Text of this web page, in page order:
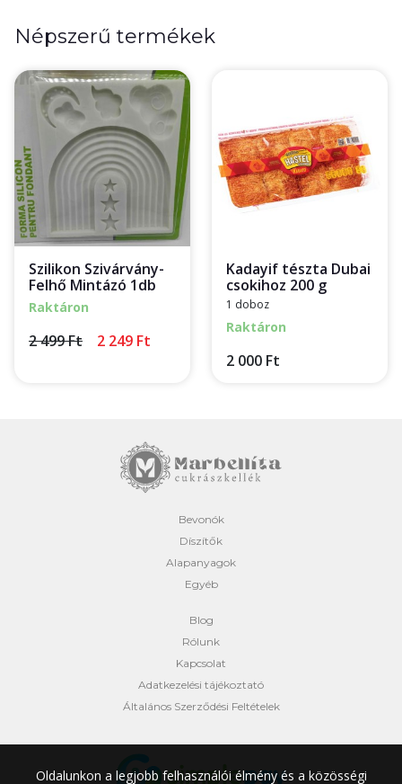
Népszerű termékek
Szilikon Szivárvány-
Felhő Mintázó 1db
Raktáron
2 499 Ft 2 249 Ft
Kadayif tészta Dubai
csokihoz 200 g
1 doboz
Raktáron
2 000 Ft
Oldalunkon a legjobb felhasználói élmény és a közösségi
Bevonók
Díszítők
Alapanyagok
Egyéb
Blog
Rólunk
Kapcsolat
Adatkezelési tájékoztató
Általános Szerződési Feltételek